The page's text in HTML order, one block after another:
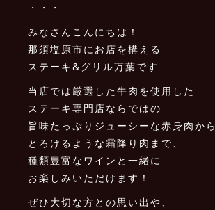
・・・
みなさんこんにちは！
那須塩原市にお店を構える
ステーキ&グリル万葉です
当店では厳選した牛肉を使用した
ステーキ専門店ならではの
旨味たっぷりジューシーな赤身肉から
とろけるような霜降り肉まで、
種類豊富なワインと一緒に
お楽しみいただけます！
ぜひ大切な方との思い出や、